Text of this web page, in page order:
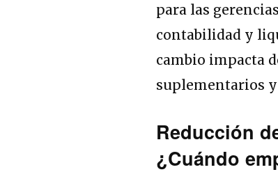
para las
contabilidad y
cambio impacta
suplementarios
Reducción
¿Cuándo